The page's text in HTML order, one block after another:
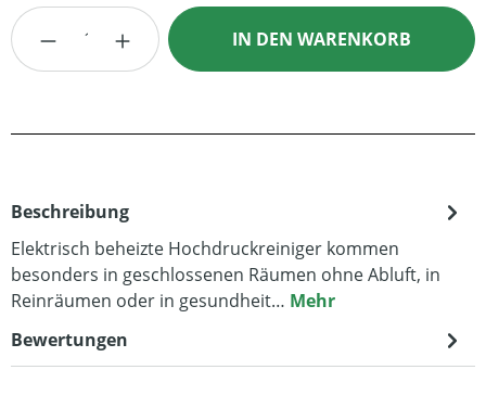
Produkt Anzahl: Gib den gewünschten
IN DEN WARENKORB
Beschreibung
Elektrisch beheizte Hochdruckreiniger kommen
besonders in geschlossenen Räumen ohne Abluft, in
Reinräumen oder in gesundheit… Mehr
Bewertungen